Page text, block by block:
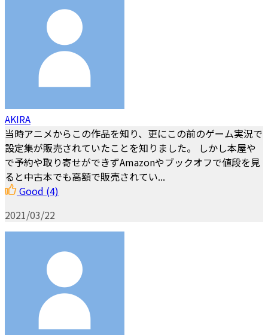
AKIRA
当時アニメからこの作品を知り、更にこの前のゲーム実況で
設定集が販売されていたことを知りました。 しかし本屋や
で予約や取り寄せができずAmazonやブックオフで値段を見
ると中古本でも高額で販売されてい...
Good (4)
2021/03/22